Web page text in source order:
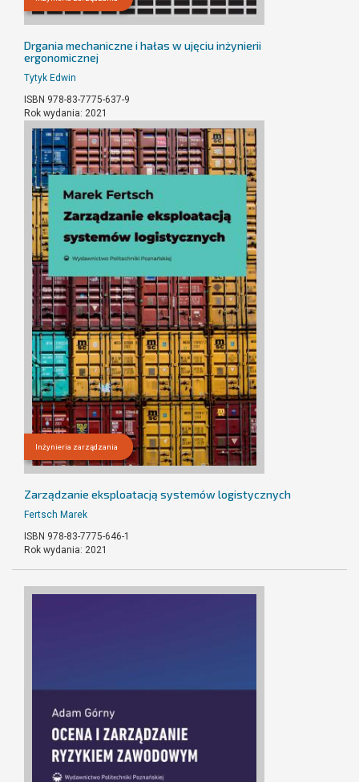
Drgania mechaniczne i hałas w ujęciu inżynierii
ergonomicznej
Tytyk Edwin
ISBN 978-83-7775-637-9
Rok wydania: 2021
Inżynieria zarządzania
Zarządzanie eksploatacją systemów logistycznych
Fertsch Marek
ISBN 978-83-7775-646-1
Rok wydania: 2021